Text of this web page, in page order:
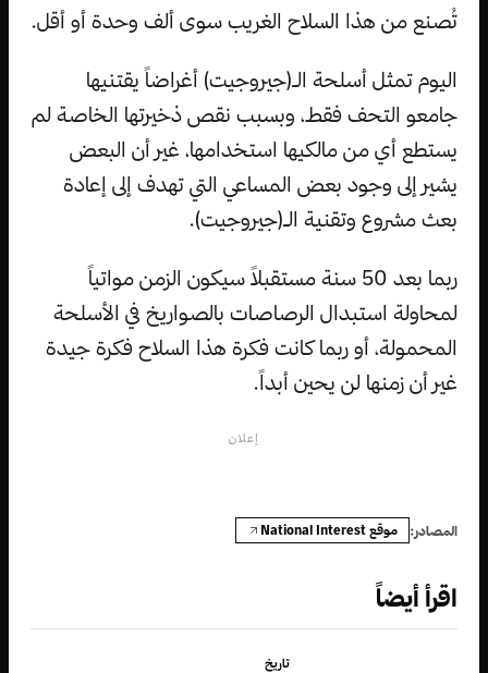
تُصنع من هذا السلاح الغريب سوى ألف وحدة أو أقل.
اليوم تمثل أسلحة الـ(جيروجيت) أغراضاً يقتنيها
جامعو التحف فقط، وبسبب نقص ذخيرتها الخاصة لم
يستطع أي من مالكيها استخدامها، غير أن البعض
يشير إلى وجود بعض المساعي التي تهدف إلى إعادة
بعث مشروع وتقنية الـ(جيروجيت).
ربما بعد 50 سنة مستقبلاً سيكون الزمن مواتياً
لمحاولة استبدال الرصاصات بالصواريخ في الأسلحة
المحمولة، أو ربما كانت فكرة هذا السلاح فكرة جيدة
غير أن زمنها لن يحين أبداً.
إعلان
المصادر: موقع National Interest
اقرأ أيضاً
تاريخ